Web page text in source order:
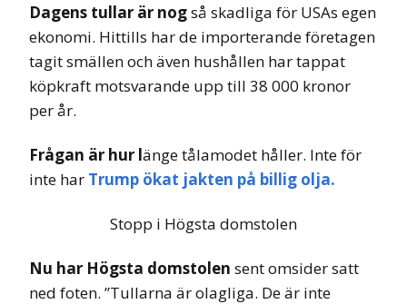
Dagens tullar är nogså skadliga för USAs egen
ekonomi. Hittills har de importerande företagen
tagit smällen och även hushållen har tappat
köpkraft motsvarande upp till 38 000 kronor
per år.
Frågan är hur länge tålamodet håller. Inte för
inte har Trump ökat jakten på billig olja.
Stopp i Högsta domstolen
Nu har Högsta domstolen sent omsider satt
ned foten. ”Tullarna är olagliga. De är inte